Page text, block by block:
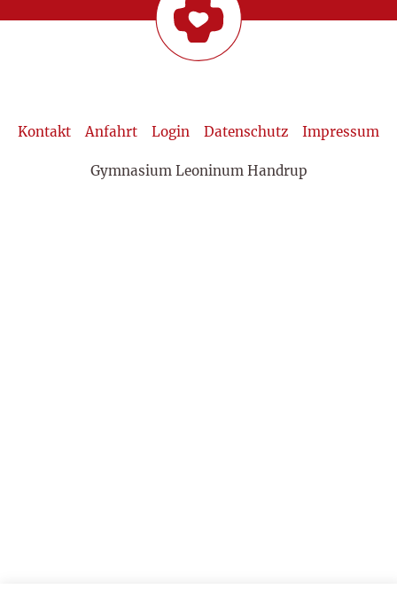
Kontakt Anfahrt Login Datenschutz Impressum
Gymnasium Leoninum Handrup